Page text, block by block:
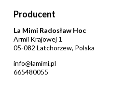
Producent
La Mimi Radosław Hoc
Armii Krajowej 1
05-082 Latchorzew, Polska
info@lamimi.pl
665480055